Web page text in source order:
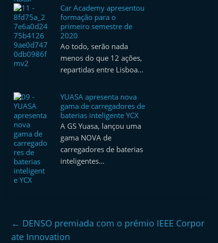
Car Academy apresentou
formação para o
primeiro semestre de
2020
Ao todo, serão nada
menos do que 12 ações,
repartidas entre Lisboa…
YUASA apresenta nova
gama de carregadores de
baterias inteligente YCX
A GS Yuasa, lançou uma
gama NOVA de
carregadores de baterias
inteligentes…
← DENSO premiada com o prémio IEEE Corpor
ate Innovation